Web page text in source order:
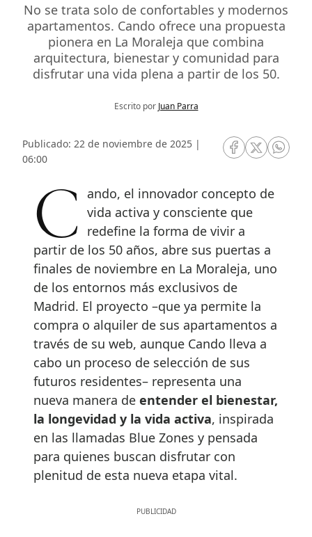
No se trata solo de confortables y modernos
apartamentos. Cando ofrece una propuesta
pionera en La Moraleja que combina
arquitectura, bienestar y comunidad para
disfrutar una vida plena a partir de los 50.
Escrito por Juan Parra
Publicado: 22 de noviembre de 2025 |
06:00
RRSS Facebook
RRSSRRSS
Cando, el innovador concepto de
vida activa y consciente que
redefine la forma de vivir a
partir de los 50 años, abre sus puertas a
finales de noviembre en La Moraleja, uno
de los entornos más exclusivos de
Madrid. El proyecto –que ya permite la
compra o alquiler de sus apartamentos a
través de su web, aunque Cando lleva a
cabo un proceso de selección de sus
futuros residentes– representa una
nueva manera de entender el bienestar,
la longevidad y la vida activa, inspirada
en las llamadas Blue Zones y pensada
para quienes buscan disfrutar con
plenitud de esta nueva etapa vital.